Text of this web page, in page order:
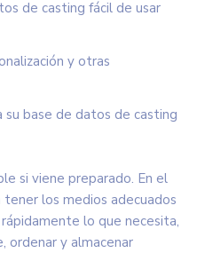
de casting fácil de usar
y otras
su base de datos de casting
si viene preparado. En el
los medios adecuados
lo que necesita,
ordenar y almacenar